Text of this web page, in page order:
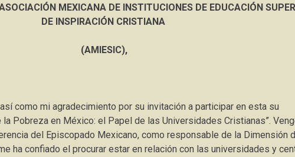
MEXICANA DE INSTITUCIONES DE EDUCACIÓN
DE INSPIRACIÓN CRISTIANA
(AMIESIC),
como mi agradecimiento por su invitación a participar en esta su
la Pobreza en México: el Papel de las Universidades Cristianas”.
del Episcopado Mexicano, como responsable de la Dimensión
ha confiado el procurar estar en relación con las universidades y